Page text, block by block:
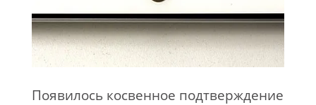
Появилось косвенное подтверждение